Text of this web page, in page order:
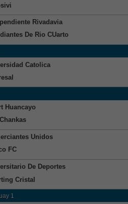
Rivadavia
De Rio CUarto
Catolica
Huancayo
Unidos
FC
De Deportes
Cristal
1